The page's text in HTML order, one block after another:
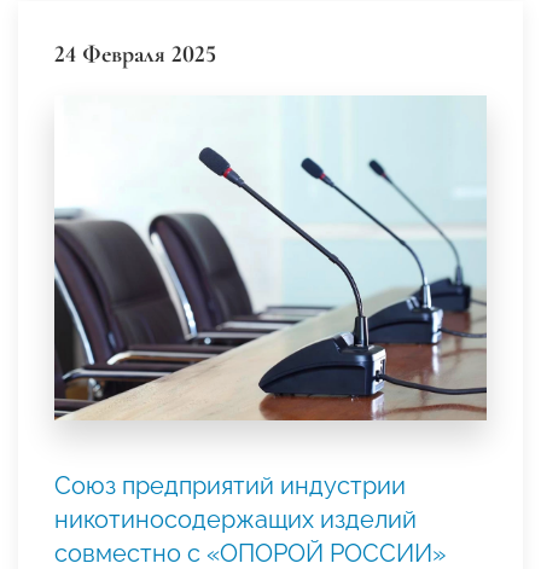
24 Февраля 2025
Союз предприятий индустрии
никотиносодержащих изделий
совместно с «ОПОРОЙ РОССИИ»